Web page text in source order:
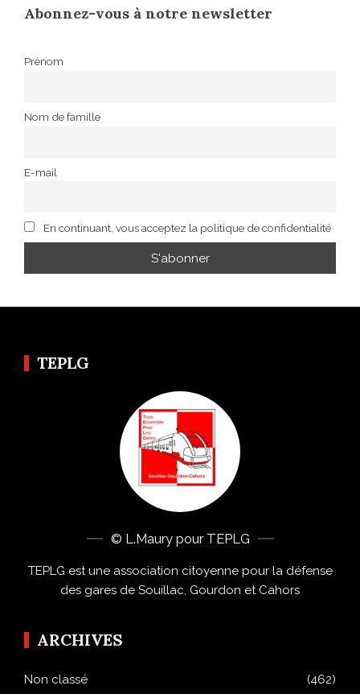
Abonnez-vous à notre newsletter
Prénom
Nom de famille
E-mail
En continuant, vous acceptez la politique de confidentialité
TEPLG
© L.Maury pour TEPLG
TEPLG est une association citoyenne pour la défense
des gares de Souillac, Gourdon et Cahors
ARCHIVES
Non classé
(462)